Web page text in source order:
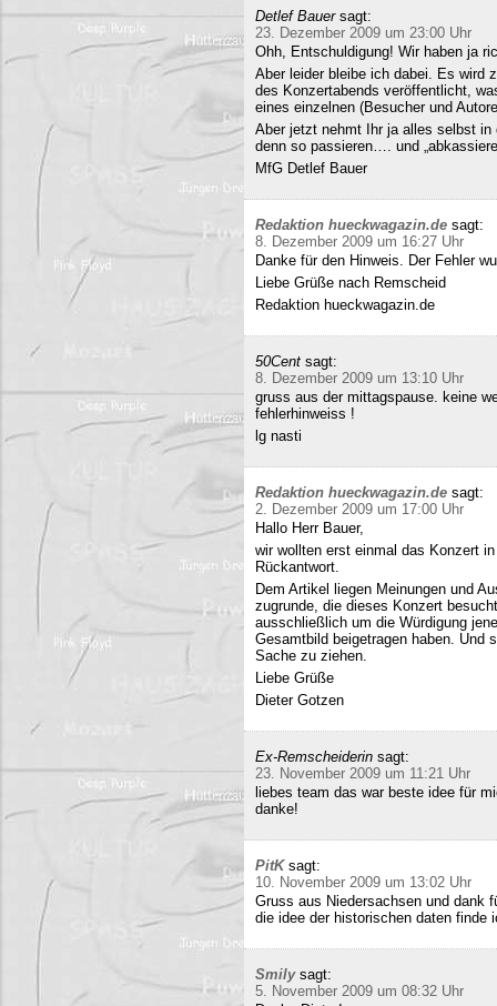
Detlef Bauer sagt:
23. Dezember 2009 um 23:00 Uhr
Ohh, Entschuldigung! Wir haben ja
Aber leider bleibe ich dabei. Es wird
des Konzertabends veröffentlicht,
eines einzelnen (Besucher und
Aber jetzt nehmt Ihr ja alles selbst
denn so passieren…. und
MfG Detlef Bauer
Redaktion hueckwagazin.de sagt:
8. Dezember 2009 um 16:27 Uhr
Danke für den Hinweis. Der Fehler
Liebe Grüße nach Remscheid
Redaktion hueckwagazin.de
50Cent sagt:
8. Dezember 2009 um 13:10 Uhr
gruss aus der mittagspause. keine
fehlerhinweiss !
lg nasti
Redaktion hueckwagazin.de sagt:
2. Dezember 2009 um 17:00 Uhr
Hallo Herr Bauer,
wir wollten erst einmal das Konzert
Rückantwort.
Dem Artikel liegen Meinungen und
zugrunde, die dieses Konzert
ausschließlich um die Würdigung
Gesamtbild beigetragen haben. Und
Sache zu ziehen.
Liebe Grüße
Dieter Gotzen
Ex-Remscheiderin sagt:
23. November 2009 um 11:21 Uhr
liebes team das war beste idee für
danke!
PitK sagt:
10. November 2009 um 13:02 Uhr
Gruss aus Niedersachsen und dank
die idee der historischen daten finde
Smily sagt:
5. November 2009 um 08:32 Uhr